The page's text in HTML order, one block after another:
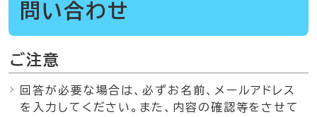
問い合わせ
ご注意
回答が必要な場合は、必ずお名前、メールアドレス
を入力してください。また、内容の確認等をさせて